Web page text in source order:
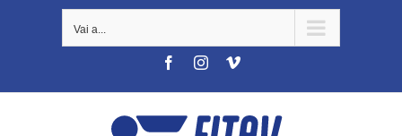
Vai a...
FacebookInstagramVimeo